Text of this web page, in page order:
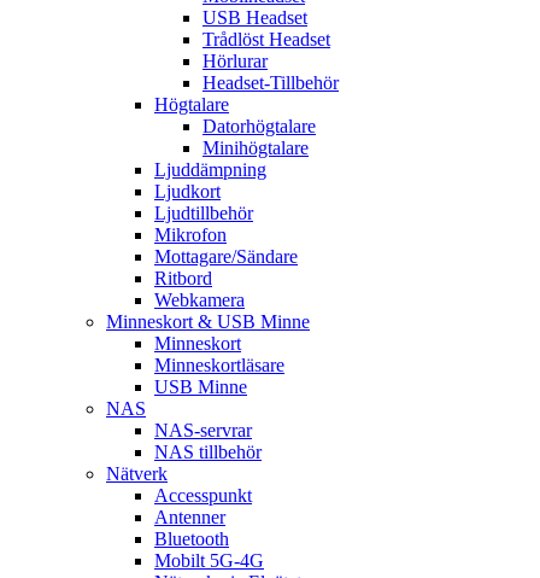
USB Headset
Trådlöst Headset
Hörlurar
Headset-Tillbehör
Högtalare
Datorhögtalare
Minihögtalare
Ljuddämpning
Ljudkort
Ljudtillbehör
Mikrofon
Mottagare/Sändare
Ritbord
Webkamera
Minneskort & USB Minne
Minneskort
Minneskortläsare
USB Minne
NAS
NAS-servrar
NAS tillbehör
Nätverk
Accesspunkt
Antenner
Bluetooth
Mobilt 5G-4G